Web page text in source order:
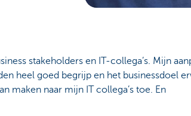
stakeholders en IT-collega’s. Mijn
heel goed begrijp en het businessdoel
maken naar mijn IT collega’s toe. En